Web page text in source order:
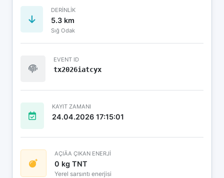
DERINLIK
5.3 km
Sığ Odak
EVENT ID
tx2026iatcyx
KAYIT ZAMANI
24.04.2026 17:15:01
AÇIÄA ÇIKAN ENERJİ
0 kg TNT
Yerel sarsıntı enerjisi